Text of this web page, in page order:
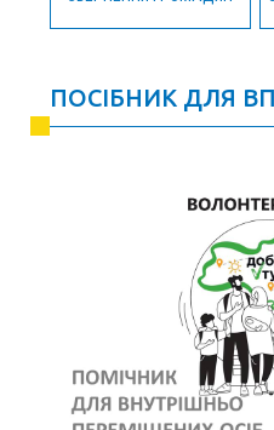
ПОСІБНИК ДЛЯ